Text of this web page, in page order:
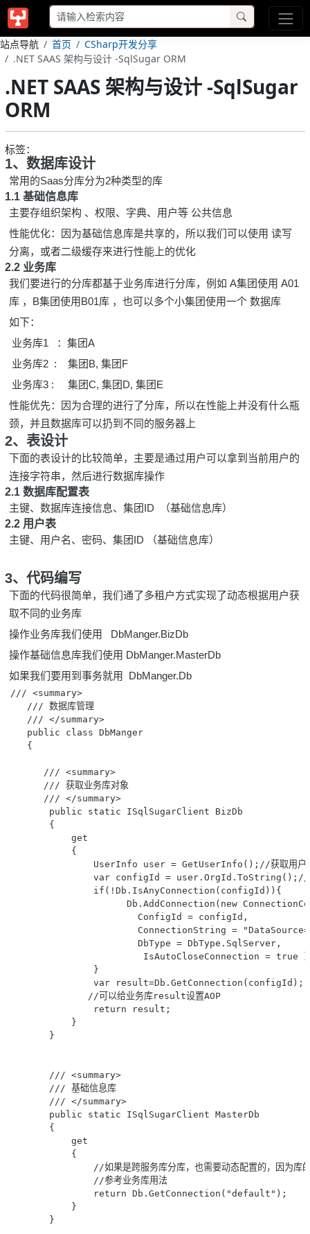
站点导航 首页
CSharp开发分享
.NET SAAS 架构与设计 -SqlSugar ORM
.NET SAAS 架构与设计 -SqlSugar
ORM
标签：
1、数据库设计
常用的Saas分库分为2种类型的库
1.1 基础信息库
主要存组织架构 、权限、字典、用户等 公共信息
性能优化：因为基础信息库是共享的，所以我们可以使用 读写
分离，或者二级缓存来进行性能上的优化
2.2 业务库
我们要进行的分库都基于业务库进行分库，例如 A集团使用 A01
库 ，B集团使用B01库 ，也可以多个小集团使用一个 数据库
如下：
业务库1 ：集团A
业务库2 : 集团B, 集团F
业务库3 : 集团C, 集团D, 集团E
性能优先：因为合理的进行了分库，所以在性能上并没有什么瓶
颈，并且数据库可以扔到不同的服务器上
2、表设计
下面的表设计的比较简单，主要是通过用户可以拿到当前用户的
连接字符串，然后进行数据库操作
2.1 数据库配置表
主键、数据库连接信息、集团ID （基础信息库）
2.2 用户表
主键、用户名、密码、集团ID （基础信息库）
3、代码编写
下面的代码很简单，我们通了多租户方式实现了动态根据用户获
取不同的业务库
操作业务库我们使用 DbManger.BizDb
操作基础信息库我们使用 DbManger.MasterDb
如果我们要用到事务就用 DbManger.Db
/// <summary>
    /// 数据库管理
    /// </summary>
    public class DbManger
    {
       /// <summary>
       /// 获取业务库对象
       /// </summary>
        public static ISqlSugarClient BizDb
        {
            get
            {
UserInfo user = GetUserInfo();//获取用户数
var configId = user.OrgId.ToString();//集
                if(!Db.IsAnyConnection(configId)){
Db.AddConnection(new
                        ConfigId = configId,
ConnectionString =
                        DbType = DbType.SqlServer,
IsAutoCloseConnection = true
                }
                var result=Db.GetConnection(configId);
               //可以给业务库result设置AOP
                return result;
            }
        }
        /// <summary>
        /// 基础信息库
        /// </summary>
        public static ISqlSugarClient MasterDb
        {
            get
            {
//如果是跨服务库分库，也需要动态配置的，因为库
                //参考业务库用法
                return Db.GetConnection("default");
            }
        }